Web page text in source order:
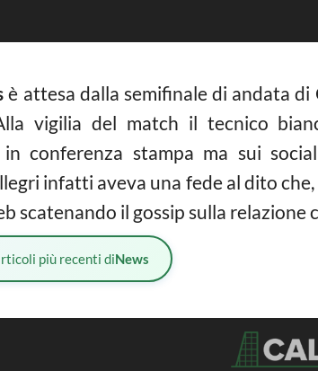
è attesa dalla semifinale di andata
vigilia del match il tecnico
conferenza stampa ma sui
infatti aveva una fede al dito
scatenando il gossip sulla relazione
più recenti diNews